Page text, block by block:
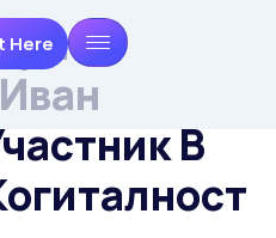
Here
В